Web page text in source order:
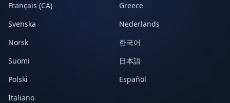
Français (CA)
Greece
Svenska
Nederlands
Norsk
한국어
Suomi
日本語
Polski
Español
Italiano